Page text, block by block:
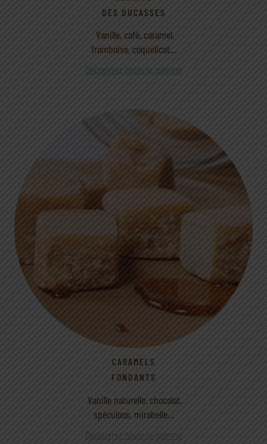
DES DUCASSES
Vanille, café, caramel,
framboise, coquelicot…
Découvrez toute la gamme
CARAMELS
FONDANTS
Vanille naturelle, chocolat,
spéculoos, mirabelle…
Découvrez toute la gamme